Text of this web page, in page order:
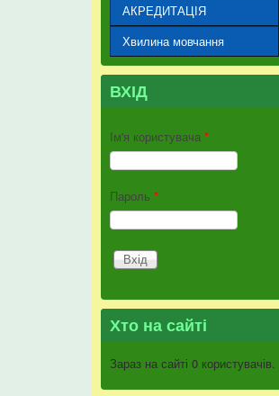
АКРЕДИТАЦІЯ
Хвилина мовчання
ВХІД
Ім'я користувача *
Пароль *
Хто на сайті
Зараз на сайті 0 користувачів.